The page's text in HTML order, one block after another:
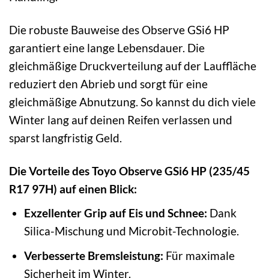
Die robuste Bauweise des Observe GSi6 HP
garantiert eine lange Lebensdauer. Die
gleichmäßige Druckverteilung auf der Lauffläche
reduziert den Abrieb und sorgt für eine
gleichmäßige Abnutzung. So kannst du dich viele
Winter lang auf deinen Reifen verlassen und
sparst langfristig Geld.
Die Vorteile des Toyo Observe GSi6 HP (235/45
R17 97H) auf einen Blick:
Exzellenter Grip auf Eis und Schnee: Dank
Silica-Mischung und Microbit-Technologie.
Verbesserte Bremsleistung: Für maximale
Sicherheit im Winter.